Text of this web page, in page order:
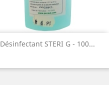
Désinfectant STERI G - 100...
Aperçu rapide